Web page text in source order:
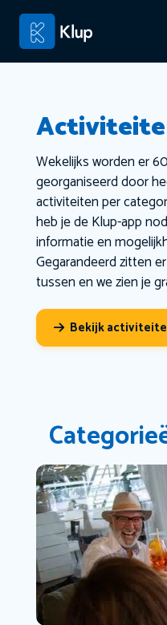
Wekelijks worden er
georganiseerd door
activiteiten per
heb je de Klup-app
informatie en
Gegarandeerd zitten
tussen en we zien je
Bekijk